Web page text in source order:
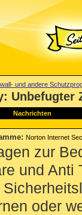
und andere
Nachrichten
: Norton Internet
zur
und
oder